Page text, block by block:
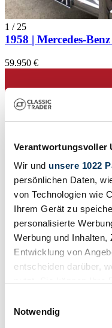
Verantwortungsvoller
Wir und unsere 1022
persönlichen Daten,
von Technologien wie
Ihrem Gerät zu
personalisierte
Werbung und
Entwicklung von
entscheiden darüber,
Trigger Symbol ändern
Notwendig
1 / 25
1958 | Mercedes-
59.950 €
Händler
Baureihe
Limousine (4-Türen)